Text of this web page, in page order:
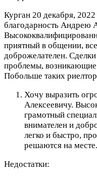
Курган 20 декабря, 2022
благодарность Андрею
приятный в общении,
доброжелателен.
проблемы, возникающие
Побольше таких
Хочу выразить
Алексеевичу.
грамотный
внимателен и
легко и быстро,
решаются на
Недостатки: